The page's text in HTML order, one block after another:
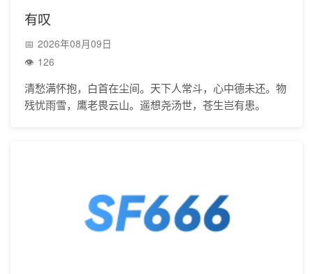
有叹
2026年08月09日
126
清愁满怀抱，白首在尘间。天下人常斗，心中德未还。物
残忧雨雪，鹰老畏云山。遥想尧汤世，苍生岂有患。